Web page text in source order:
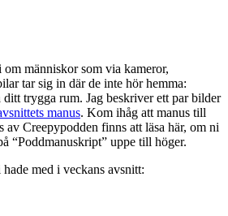
människor som via kameror,
tar sig in där de inte hör hemma:
ditt trygga rum. Jag beskriver ett par bilder
manus. Kom ihåg att manus till
av Creepypodden finns att läsa här, om ni
“Poddmanuskript” uppe till höger.
med i veckans avsnitt: